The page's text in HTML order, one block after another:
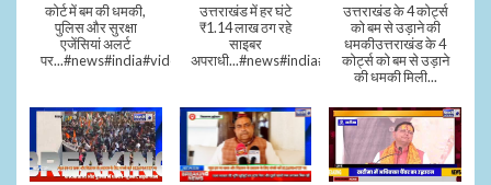
कोर्ट में बम की धमकी,
पुलिस और सुरक्षा
एजेंसियां अलर्ट
पर...#news#india#video#viral
उत्तराखंड में हर घंटे
₹1.14 लाख ठग रहे
साइबर
अपराधी...#news#india#video#viral
उत्तराखंड के 4 कोर्ट्स
को बम से उड़ाने की
धमकीउत्तराखंड के 4
कोर्ट्स को बम से उड़ाने
की धमकी मिली...